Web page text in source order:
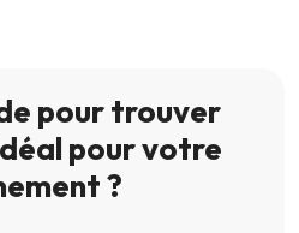
pour trouver
pour votre
?